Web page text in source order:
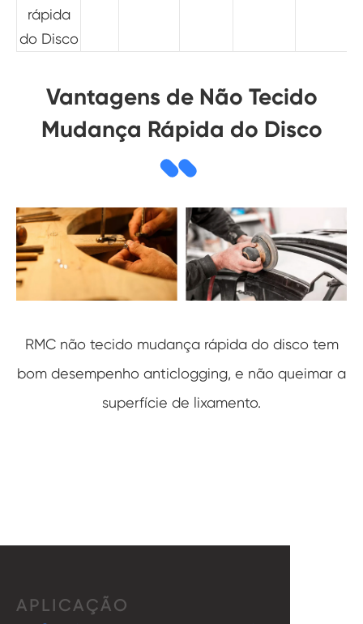
rápida
do Disco
Vantagens de Não Tecido
Mudança Rápida do Disco
RMC não tecido mudança rápida do disco tem
bom desempenho anticlogging, e não queimar a
superfície de lixamento.
APLICAÇÃO